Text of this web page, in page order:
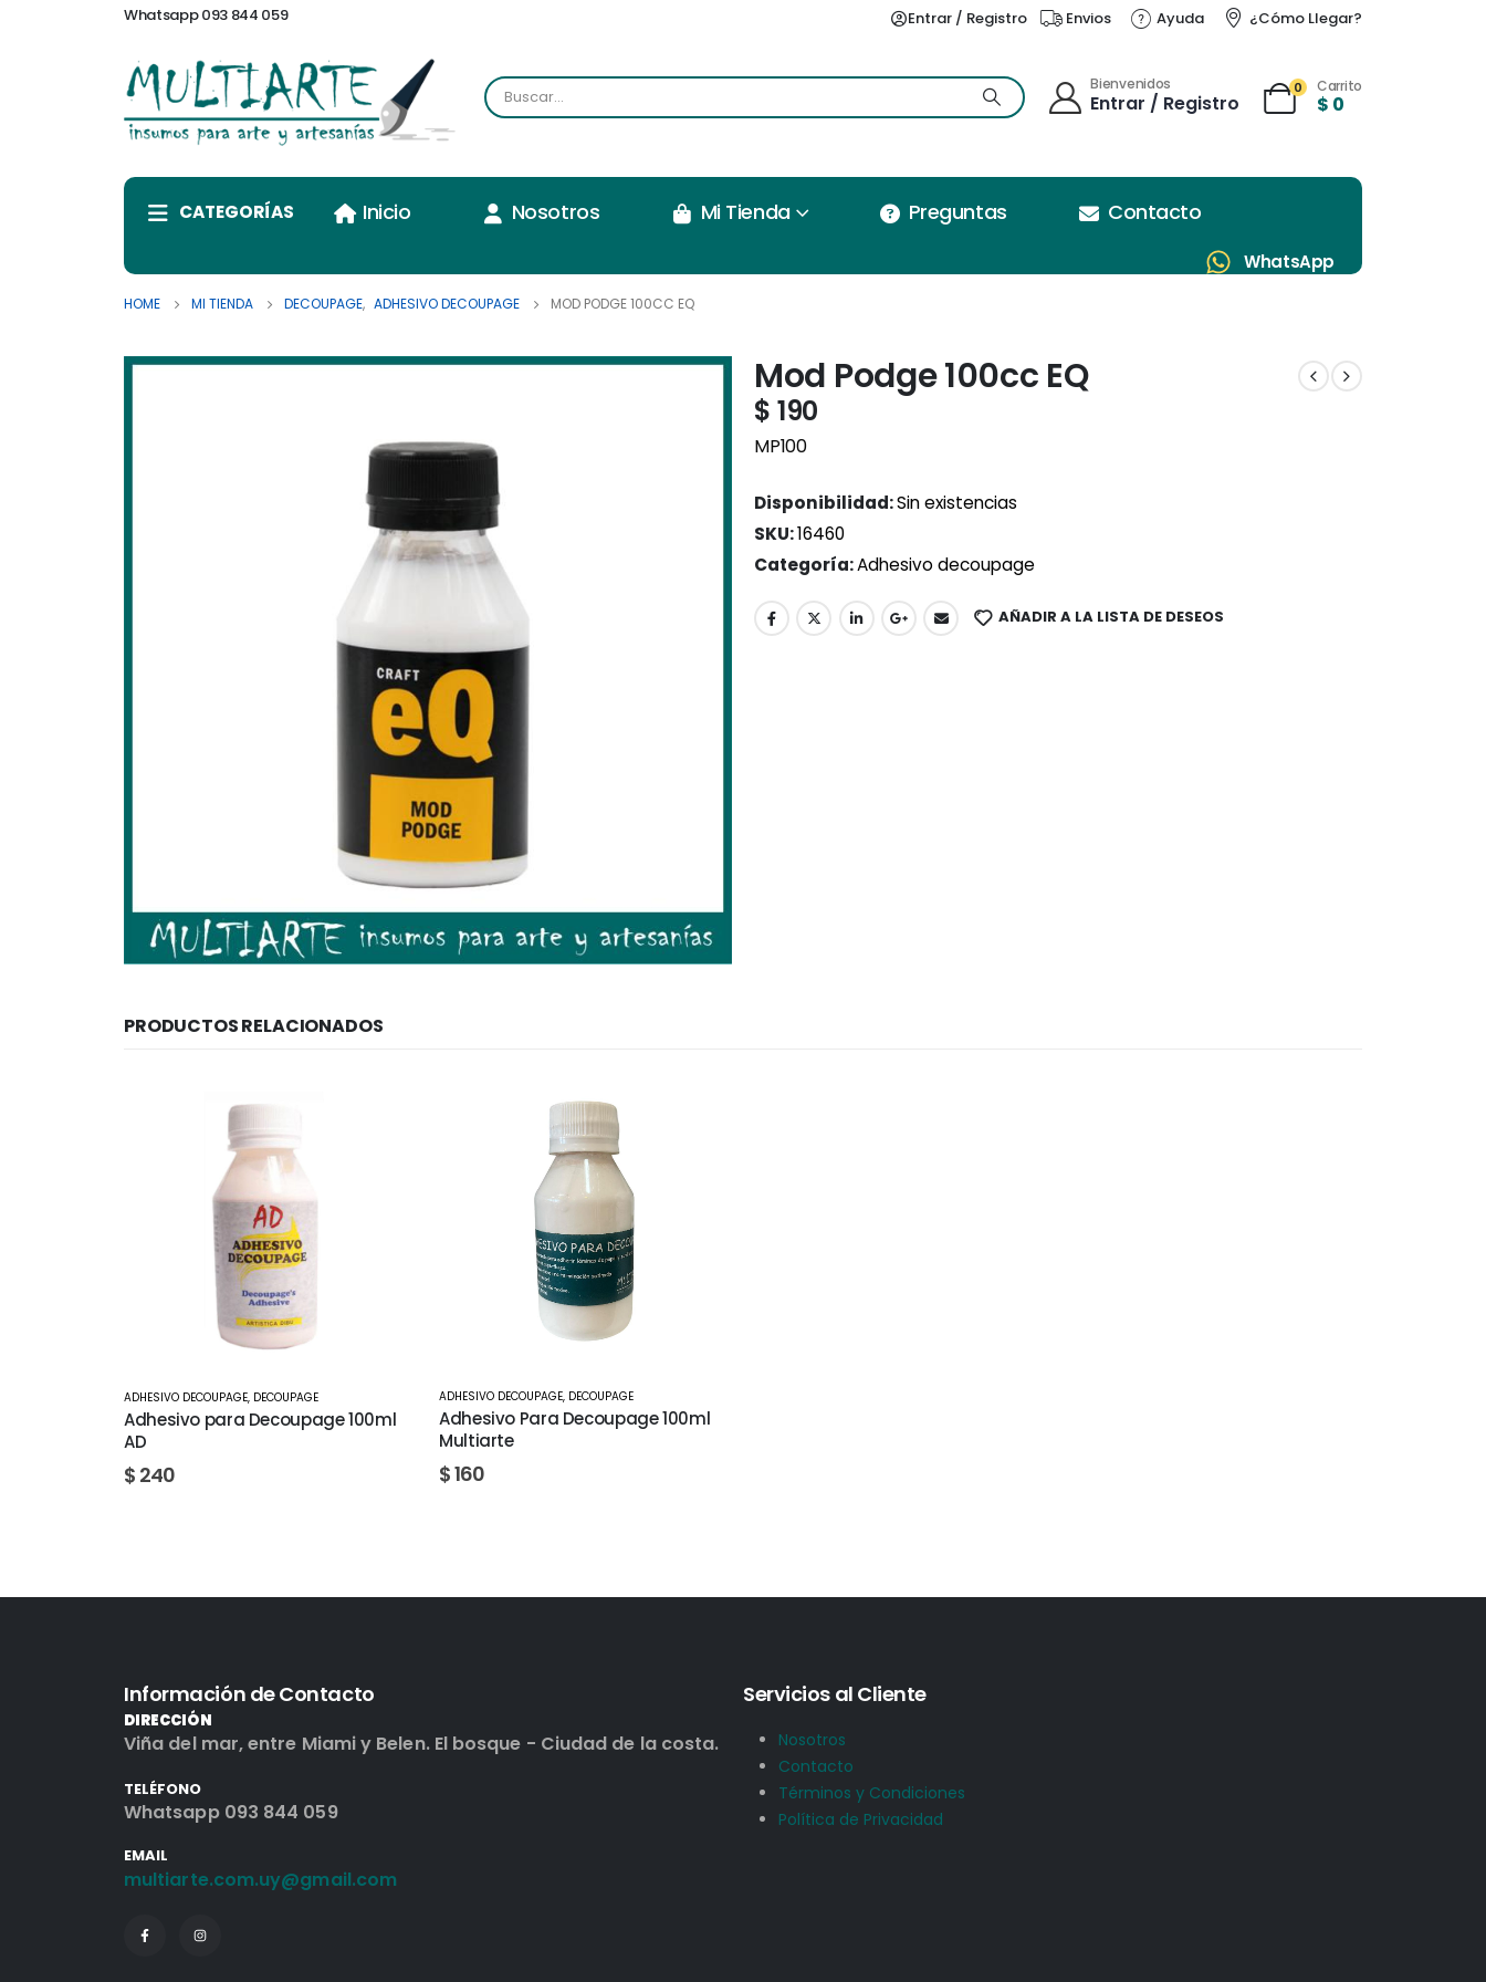
Whatsapp 093 844 059 Entrar / Registro Envios Ayuda ¿Cómo Llegar?
Bienvenidos
Entrar / Registro
0 Carrito
$ 0
CATEGORÍAS Inicio Nosotros Mi Tienda Preguntas Contacto
WhatsApp
HOME MI TIENDA DECOUPAGE, ADHESIVO DECOUPAGE MOD PODGE 100CC EQ
Mod Podge 100cc EQ
$ 190
MP100
Disponibilidad:Sin existencias
SKU:16460
Categoría:Adhesivo decoupage
AÑADIR A LA LISTA DE DESEOS
PRODUCTOS RELACIONADOS
ADHESIVO DECOUPAGE, DECOUPAGE
Adhesivo para Decoupage 100ml
AD
$ 240
ADHESIVO DECOUPAGE, DECOUPAGE
Adhesivo Para Decoupage 100ml
Multiarte
$160
Información de Contacto
DIRECCIÓN
Viña del mar, entre Miami y Belen. El bosque - Ciudad de la costa.
TELÉFONO
Whatsapp 093 844 059
EMAIL
multiarte.com.uy@gmail.com
Servicios al Cliente
Nosotros
Contacto
Términos y Condiciones
Política de Privacidad